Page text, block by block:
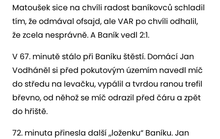
Matoušek sice na chvíli radost baníkovců schladil
tím, že odmával ofsajd, ale VAR po chvíli odhalil,
že zcela nesprávně. A Baník vedl 2:1.
V 67. minutě stálo při Baníku štěstí. Domácí Jan
Vodháněl si před pokutovým územím navedl míč
do středu na levačku, vypálil a tvrdou ranou trefil
břevno, od něhož se míč odrazil před čáru a zpět
do hřiště.
72. minuta přinesla další „loženku“ Baníku. Jan